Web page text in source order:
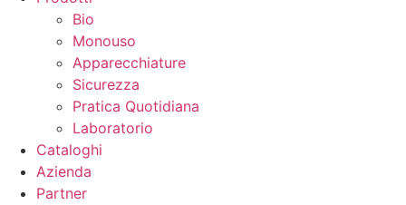
Bio
Monouso
Apparecchiature
Sicurezza
Pratica Quotidiana
Laboratorio
Cataloghi
Azienda
Partner